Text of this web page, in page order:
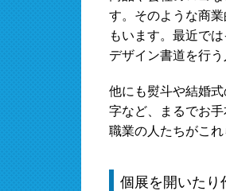
す。そのような商
もいます。最近で
デザイン書道を行
他にも熨斗や結婚
字など、まるでお
職業の人たちがこ
個展を開いたり